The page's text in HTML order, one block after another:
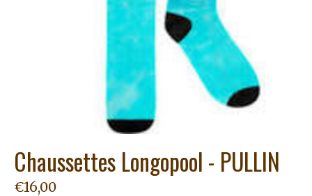
Chaussettes Longopool - PULLIN
€16,00